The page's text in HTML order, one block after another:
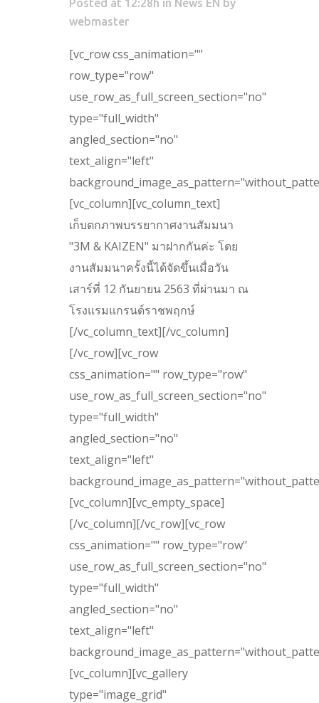
webmaster
[vc_row css_animation=""
row_type="row"
use_row_as_full_screen_section="no"
type="full_width"
angled_section="no"
text_align="left"
[vc_column][vc_column_text]
เก็บตกภาพบรรยากาศงานสัมมนา
"3M & KAIZEN" มาฝากกันค่ะ โดย
งานสัมมนาครั้งนี้ได้จัดขึ้นเมื่อวัน
เสาร์ที่ 12 กันยายน 2563 ที่ผ่านมา ณ
โรงแรมแกรนด์ราชพฤกษ์
[/vc_column_text][/vc_column]
[/vc_row][vc_row
css_animation="" row_type="row"
use_row_as_full_screen_section="no"
type="full_width"
angled_section="no"
text_align="left"
[vc_column][vc_empty_space]
[/vc_column][/vc_row][vc_row
css_animation="" row_type="row"
use_row_as_full_screen_section="no"
type="full_width"
angled_section="no"
text_align="left"
[vc_column][vc_gallery
type="image_grid"